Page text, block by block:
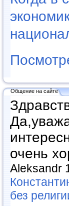
Общение на сайте
очень
Aleksandr
без